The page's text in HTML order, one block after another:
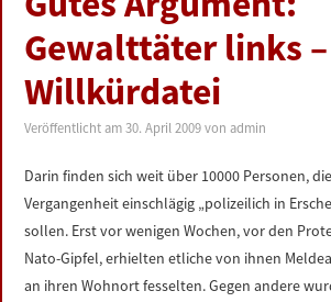
BUNDESTAG
PRESSE
ZUR PERSON
LINKS
DATENSCHUTZERKLÄRUNG
Gewalttäter links
Willkürdatei
Veröffentlicht am30. April 2009 vonadmin
Darin finden sich weit über 10000 Personen,
Vergangenheit einschlägig „polizeilich in
sollen. Erst vor wenigen Wochen, vor den
Nato-Gipfel, erhielten etliche von ihnen
an ihren Wohnort fesselten. Gegen andere